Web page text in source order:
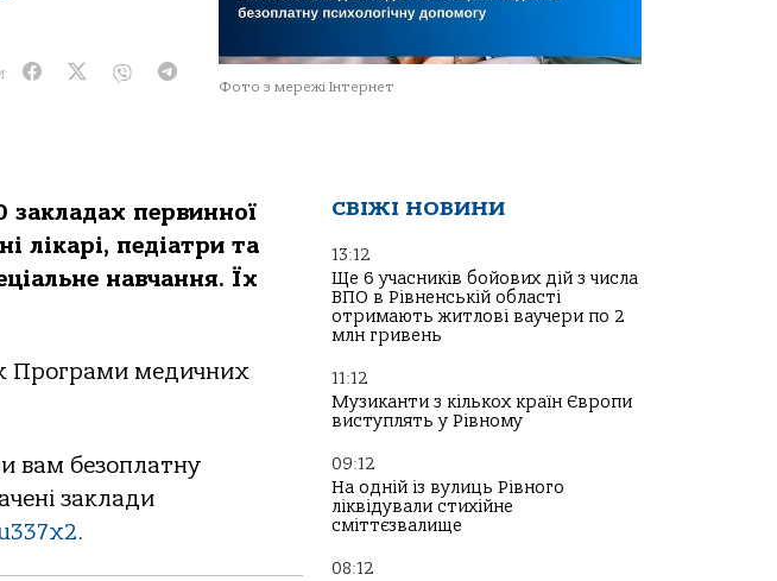
Фото з мережі Інтернет
закладах первинної
лікарі, педіатри та
навчання. Їх
Програми медичних
вам безоплатну
заклади
.
СВІЖІ НОВИНИ
13:12
Ще 6 учасників бойових дій з числа
ВПО в Рівненській області
отримають житлові ваучери по 2
млн гривень
11:12
Музиканти з кількох країн Європи
виступлять у Рівному
09:12
На одній із вулиць Рівного
ліквідували стихійне
сміттєзвалище
08:12